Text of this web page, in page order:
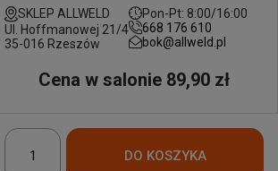
SKLEP ALLWELD
Ul. Hoffmanowej 21/4
35-016 Rzeszów
Pon-Pt: 8:00/16:00
668 176 610
bok@allweld.pl
Cena w salonie 89,90 zł